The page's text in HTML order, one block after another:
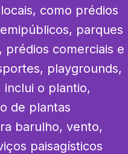
como prédios
parques
prédios comerciais e
playgrounds,
o plantio,
de plantas
barulho, vento,
paisagísticos